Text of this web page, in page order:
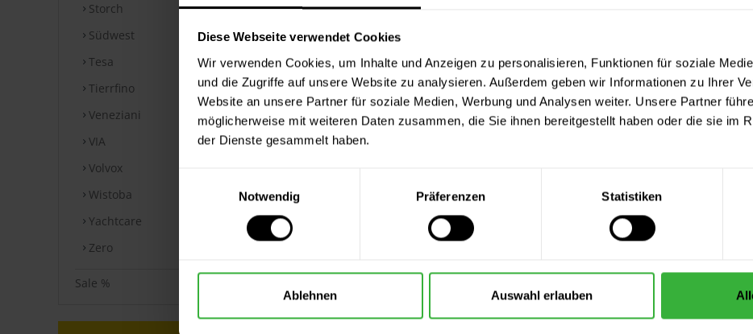
Diese Webseite verwendet Cookies
Wir verwenden Cookies, um Inhalte und Anzeigen zu personalisieren, Funktionen für soziale
und die Zugriffe auf unsere Website zu analysieren. Außerdem geben wir Informationen zu Ihrer
Website an unsere Partner für soziale Medien, Werbung und Analysen weiter. Unsere Partner
möglicherweise mit weiteren Daten zusammen, die Sie ihnen bereitgestellt haben oder die sie im
der Dienste gesammelt haben.
Notwendig
Präferenzen Statistiken
Ablehnen Auswahl erlauben
Storch
Südwest
Tesa
Tierrfino
Veneziani
VIA
Volvox
Wistoba
Yachtcare
Zero
Sale %
Inhalt:1 Stück